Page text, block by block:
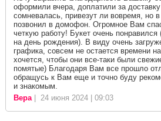
оформили вчера, доплатили за
сомневалась, привезут ли вовремя, но
позвонил в домофон. Огромное Вам
четкую работу! Букет очень
на день рождения). В виду очень
графика, совсем не остается времени на
хочется, чтобы они все-таки были
помятые) Благодаря Вам все прошло
обращусь к Вам еще и точно буду
и знакомым.
Вера| 24 июня 2024 | 09:03